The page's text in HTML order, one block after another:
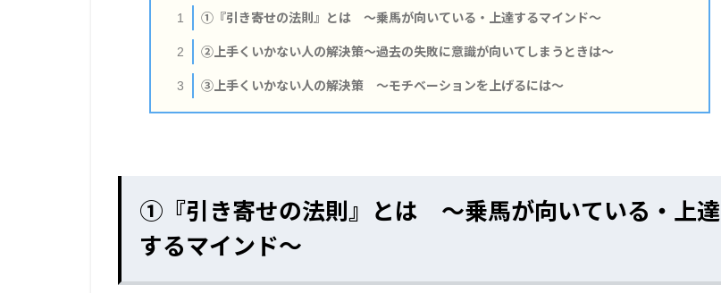
1 ①『引き寄せの法則』とは ～乗馬が向いている・上達するマインド～
2 ②上手くいかない人の解決策～過去の失敗に意識が向いてしまうときは～
3 ③上手くいかない人の解決策 ～モチベーションを上げるには～
①『引き寄せの法則』とは ～乗馬が向いている・上達
するマインド～